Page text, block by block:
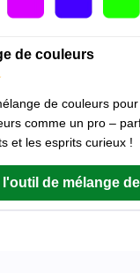
de couleurs
de couleurs
comme un pro –
et les esprits curieux !
l'outil de mélange